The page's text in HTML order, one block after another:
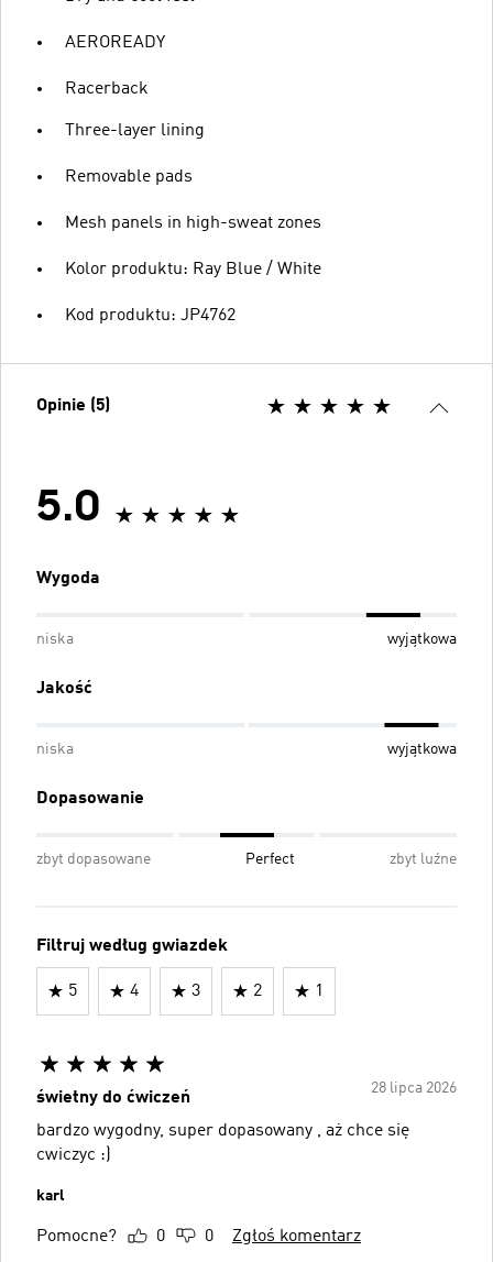
AEROREADY
Racerback
Three-layer lining
Removable pads
Mesh panels in high-sweat zones
Kolor produktu: Ray Blue / White
Kod produktu: JP4762
Opinie (5)
5.0
Wygoda
niska wyjątkowa
Jakość
niska wyjątkowa
Dopasowanie
zbyt dopasowane Perfect zbyt luźne
Filtruj według gwiazdek
5 4 3 2 1
28 lipca 2026
świetny do ćwiczeń
bardzo wygodny, super dopasowany , aż chce się
cwiczyc :)
karl
Pomocne? 0 0 Zgłoś komentarz